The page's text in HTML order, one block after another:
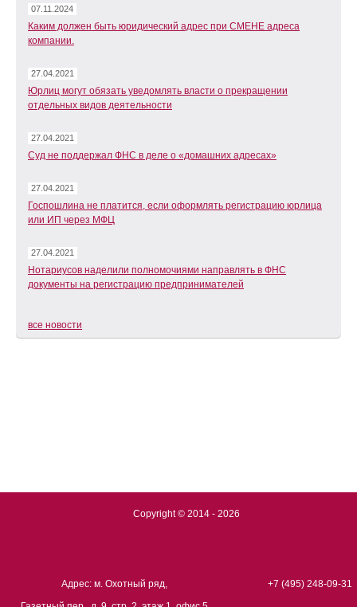
07.11.2024
Каким должен быть юридический адрес при СМЕНЕ адреса
компании.
27.04.2021
Юрлиц могут обязать уведомлять власти о прекращении
отдельных видов деятельности
27.04.2021
Суд не поддержал ФНС в деле о «домашних адресах»
27.04.2021
Госпошлина не платится, если оформлять регистрацию юрлица
или ИП через МФЦ
27.04.2021
Нотариусов наделили полномочиями направлять в ФНС
документы на регистрацию предпринимателей
все новости
Copyright © 2014 - 2026
Адрес: м. Охотный ряд,
+7 (495) 248-09-31